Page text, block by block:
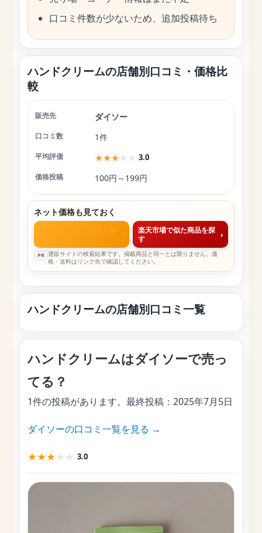
口コミ件数が少ないため、追加投稿待ち
ハンドクリームの店舗別口コミ・価格比
較
店舗 口コミ数 平均評価
ダイソー
1件
★★★ ★ ★ 3.0
100円～199円
ネット価格も見ておく
›
楽天市場で似た商品を探
す
›
PR 通販サイトの検索結果です。掲載商品と同一とは限りません。価
格・送料はリンク先で確認してください。
ハンドクリームの店舗別口コミ一覧
ハンドクリームはダイソーで売っ
てる？
1件の投稿があります。最終投稿： 2025年7月5日
ダイソーの口コミ一覧を見る →
★★★★ ★ 3.0